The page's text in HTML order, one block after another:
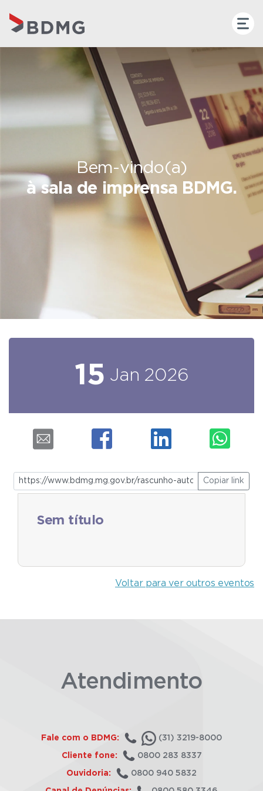
Bem-vindo(a)
à sala de imprensa BDMG.
15 Jan 2026
Copiar link
Sem título
Voltar para ver outros eventos
Atendimento
Fale com o BDMG: (31) 3219-8000
Cliente fone: 0800 283 8337
Ouvidoria: 0800 940 5832